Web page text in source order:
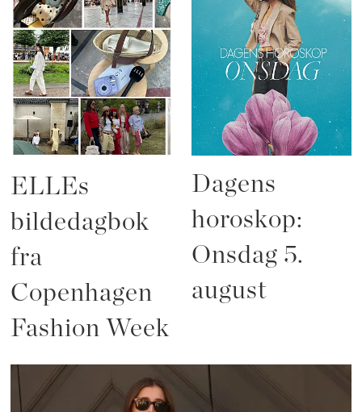
ELLEs
bildedagbok
fra
Copenhagen
Fashion Week
Dagens
horoskop:
Onsdag 5.
august